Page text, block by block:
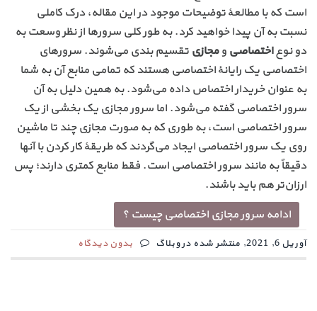
است که با مطالعهٔ توضیحات موجود در این مقاله، درک کاملی
نسبت به آن پیدا خواهید کرد. به طور کلی سرورها از نظر وسعت به
دو نوعاختصاصی ومجازی تقسیم بندی می‌شوند. سرورهای
اختصاصی یک رایانهٔ اختصاصی هستند که تمامی منابع آن به شما
به عنوان خریدار اختصاص داده می‌شود. به همین دلیل به آن
سرور اختصاصی گفته می‌شود. اما سرور مجازی یک بخشی از یک
سرور اختصاصی است، به طوری که به صورت مجازی چند تا ماشین
روی یک سرور اختصاصی ایجاد می‌گردند که طریقهٔ کار کردن با آنها
دقیقاً به مانند سرور اختصاصی است. فقط منابع کمتری دارند؛ پس
ارزان‌تر هم باید باشند.
ادامه سرور مجازی اختصاصی چیست ؟
آوریل 6, 2021, منتشر شده در وبلاگ بدون دیدگاه